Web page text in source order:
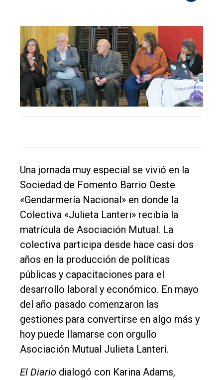
único
DIARIO
Balcarce
Inicio
Tendencia
Int.
General
Política
Cultura
Entrevistas
Rural
Una jornada muy especial se vivió en la
Sociedad de Fomento Barrio Oeste
«Gendarmería Nacional» en donde la
Colectiva «Julieta Lanteri» recibía la
matrícula de Asociación Mutual. La
colectiva participa desde hace casi dos
años en la producción de políticas
públicas y capacitaciones para el
desarrollo laboral y económico. En mayo
del año pasado comenzaron las
gestiones para convertirse en algo más y
hoy puede llamarse con orgullo
Asociación Mutual Julieta Lanteri.
El Diario dialogó con Karina Adams,